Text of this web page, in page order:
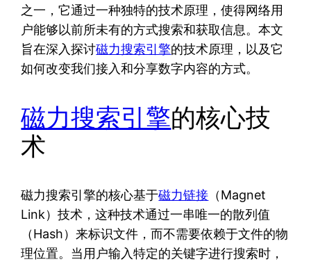
之一，它通过一种独特的技术原理，使得网络用
户能够以前所未有的方式搜索和获取信息。本文
旨在深入探讨磁力搜索引擎的技术原理，以及它
如何改变我们接入和分享数字内容的方式。
磁力搜索引擎的核心技
术
磁力搜索引擎的核心基于磁力链接 （Magnet
Link）技术，这种技术通过一串唯一的散列值
（Hash）来标识文件，而不需要依赖于文件的物
理位置。当用户输入特定的关键字进行搜索时，